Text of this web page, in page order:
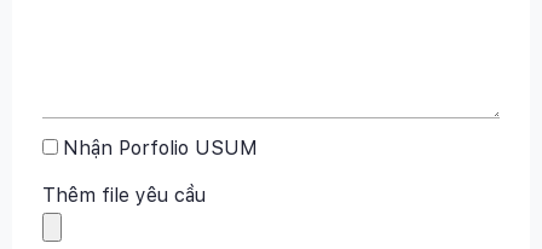
Nhận Porfolio USUM
Thêm file yêu cầu